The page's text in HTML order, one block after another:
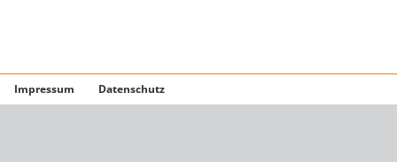
Impressum Datenschutz